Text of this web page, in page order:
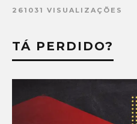
261031 VISUALIZAÇÕES
TÁ PERDIDO?